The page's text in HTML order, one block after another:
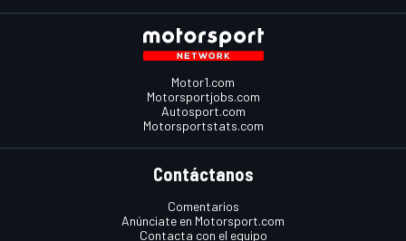
Motor1.com
Motorsportjobs.com
Autosport.com
Motorsportstats.com
Contáctanos
Comentarios
Anúnciate en Motorsport.com
Contacta con el equipo